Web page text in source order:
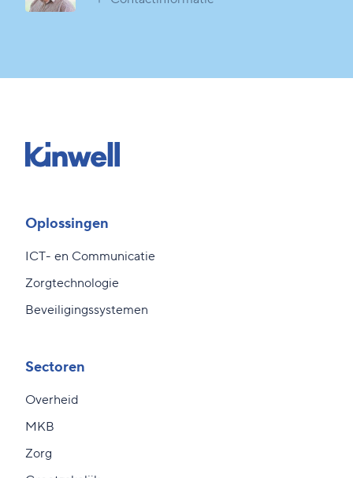
Oplossingen
ICT- en Communicatie
Zorgtechnologie
Beveiligingssystemen
Sectoren
Overheid
MKB
Zorg